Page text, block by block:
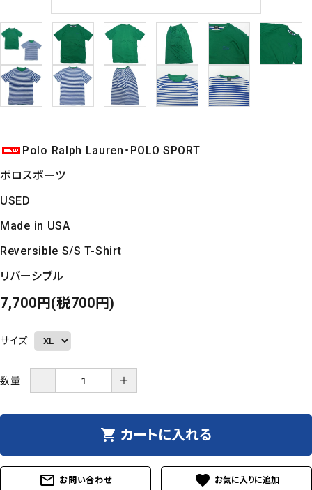
Polo Ralph Lauren・POLO SPORT
ポロスポーツ
USED
Made in USA
Reversible S/S T-Shirt
リバーシブル
7,700円(税700円)
サイズ
数量 － ＋
shopping_cart カートに入れる
mail_outline お問い合わせ favorite